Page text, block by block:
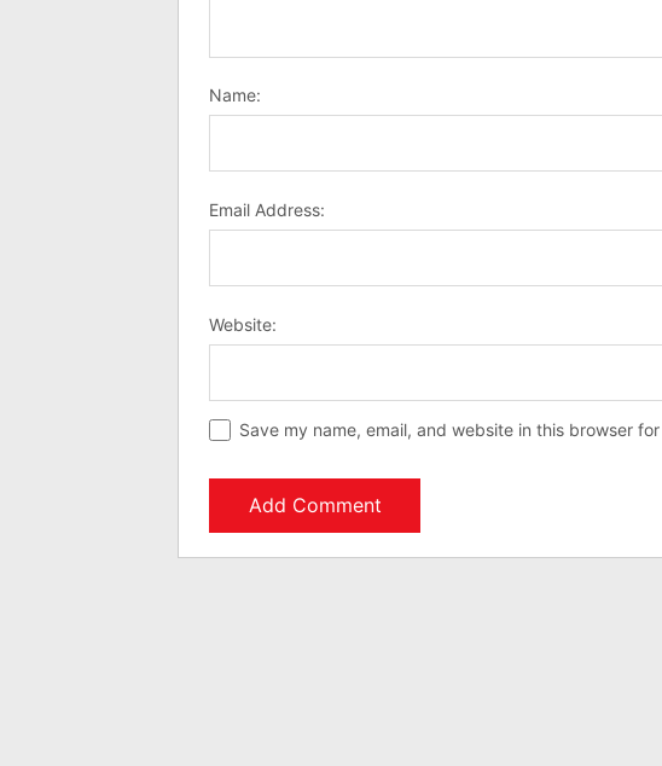
Name:
Email Address:
Website:
Save my name, email, and website in this browser